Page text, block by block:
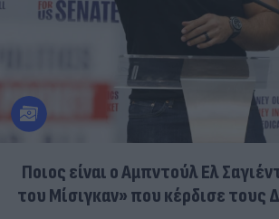
Ποιος είναι ο Αμπντούλ Ελ
του Μίσιγκαν» που κέρδισε τους